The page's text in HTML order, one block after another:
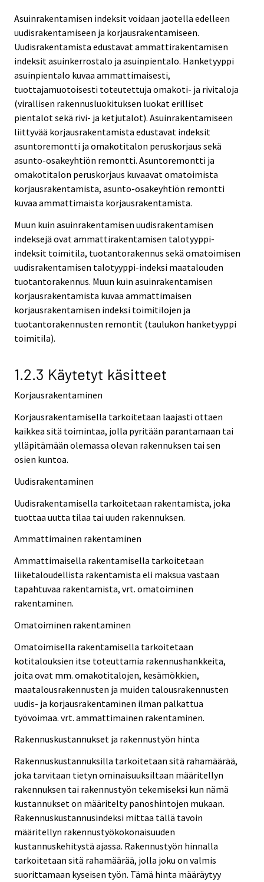
Asuinrakentamisen indeksit voidaan jaotella edelleen
uudisrakentamiseen ja korjausrakentamiseen.
Uudisrakentamista edustavat ammattirakentamisen
indeksit asuinkerrostalo ja asuinpientalo. Hanketyyppi
asuinpientalo kuvaa ammattimaisesti,
tuottajamuotoisesti toteutettuja omakoti- ja rivitaloja
(virallisen rakennusluokituksen luokat erilliset
pientalot sekä rivi- ja ketjutalot). Asuinrakentamiseen
liittyvää korjausrakentamista edustavat indeksit
asuntoremontti ja omakotitalon peruskorjaus sekä
asunto-osakeyhtiön remontti. Asuntoremontti ja
omakotitalon peruskorjaus kuvaavat omatoimista
korjausrakentamista, asunto-osakeyhtiön remontti
kuvaa ammattimaista korjausrakentamista.
Muun kuin asuinrakentamisen uudisrakentamisen
indeksejä ovat ammattirakentamisen talotyyppi-
indeksit toimitila, tuotantorakennus sekä omatoimisen
uudisrakentamisen talotyyppi-indeksi maatalouden
tuotantorakennus. Muun kuin asuinrakentamisen
korjausrakentamista kuvaa ammattimaisen
korjausrakentamisen indeksi toimitilojen ja
tuotantorakennusten remontit (taulukon hanketyyppi
toimitila).
1.2.3 Käytetyt käsitteet
Korjausrakentaminen
Korjausrakentamisella tarkoitetaan laajasti ottaen
kaikkea sitä toimintaa, jolla pyritään parantamaan tai
ylläpitämään olemassa olevan rakennuksen tai sen
osien kuntoa.
Uudisrakentaminen
Uudisrakentamisella tarkoitetaan rakentamista, joka
tuottaa uutta tilaa tai uuden rakennuksen.
Ammattimainen rakentaminen
Ammattimaisella rakentamisella tarkoitetaan
liiketaloudellista rakentamista eli maksua vastaan
tapahtuvaa rakentamista, vrt. omatoiminen
rakentaminen.
Omatoiminen rakentaminen
Omatoimisella rakentamisella tarkoitetaan
kotitalouksien itse toteuttamia rakennushankkeita,
joita ovat mm. omakotitalojen, kesämökkien,
maatalousrakennusten ja muiden talousrakennusten
uudis- ja korjausrakentaminen ilman palkattua
työvoimaa. vrt. ammattimainen rakentaminen.
Rakennuskustannukset ja rakennustyön hinta
Rakennuskustannuksilla tarkoitetaan sitä rahamäärää,
joka tarvitaan tietyn ominaisuuksiltaan määritellyn
rakennuksen tai rakennustyön tekemiseksi kun nämä
kustannukset on määritelty panoshintojen mukaan.
Rakennuskustannusindeksi mittaa tällä tavoin
määritellyn rakennustyökokonaisuuden
kustannuskehitystä ajassa. Rakennustyön hinnalla
tarkoitetaan sitä rahamäärää, jolla joku on valmis
suorittamaan kyseisen työn. Tämä hinta määräytyy